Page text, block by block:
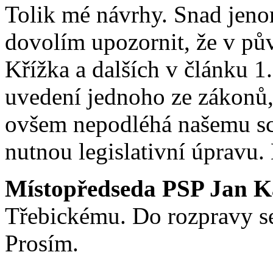
Tolik mé návrhy. Snad
dovolím upozornit, že v
Křížka a dalších v článku
uvedení jednoho ze
ovšem nepodléhá našemu
nutnou legislativní úpravu.
Místopředseda PSP Jan
Třebickému. Do rozpravy
Prosím.